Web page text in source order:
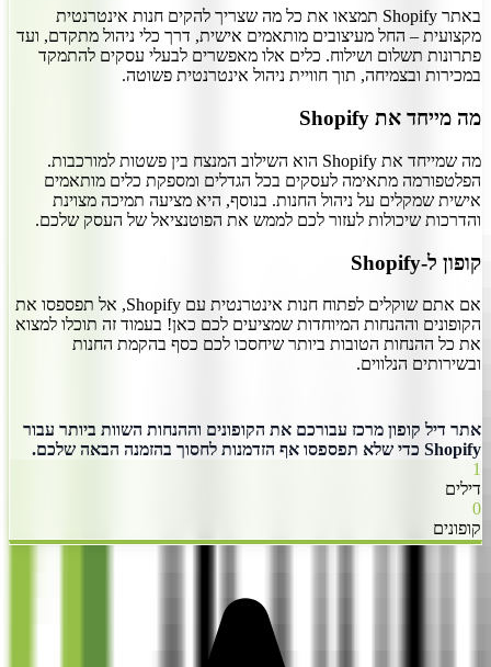
באתר Shopify תמצאו את כל מה שצריך להקים חנות אינטרנטית
מקצועית – החל מעיצובים מותאמים אישית, דרך כלי ניהול מתקדם, ועד
פתרונות תשלום ושילוח. כלים אלו מאפשרים לבעלי עסקים להתמקד
במכירות ובצמיחה, תוך חוויית ניהול אינטרנטית פשוטה.
מה מייחד את Shopify
מה שמייחד את Shopify הוא השילוב המנצח בין פשטות למורכבות.
הפלטפורמה מתאימה לעסקים בכל הגדלים ומספקת כלים מותאמים
אישית שמקלים על ניהול החנות. בנוסף, היא מציעה תמיכה מצוינת
והדרכות שיכולות לעזור לכם לממש את הפוטנציאל של העסק שלכם.
קופון ל-Shopify
אם אתם שוקלים לפתוח חנות אינטרנטית עם Shopify, אל תפספסו את
הקופונים וההנחות המיוחדות שמציעים לכם כאן! בעמוד זה תוכלו למצוא
את כל ההנחות הטובות ביותר שיחסכו לכם כסף בהקמת החנות
ובשירותים הנלווים.
אתר דיל קופון מרכז עבורכם את הקופונים וההנחות השוות ביותר עבור
Shopify כדי שלא תפספסו אף הזדמנות לחסוך בהזמנה הבאה שלכם.
1
דילים
0
קופונים